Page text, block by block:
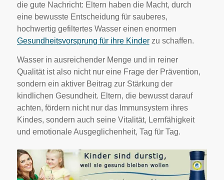
die gute Nachricht: Eltern haben die Macht, durch
eine bewusste Entscheidung für sauberes,
hochwertig gefiltertes Wasser einen enormen
Gesundheitsvorsprung für ihre Kinderzu schaffen.
Wasser in ausreichender Menge und in reiner
Qualität ist also nicht nur eine Frage der Prävention,
sondern ein aktiver Beitrag zur Stärkung der
kindlichen Gesundheit. Eltern, die bewusst darauf
achten, fördern nicht nur das Immunsystem ihres
Kindes, sondern auch seine Vitalität, Lernfähigkeit
und emotionale Ausgeglichenheit, Tag für Tag.